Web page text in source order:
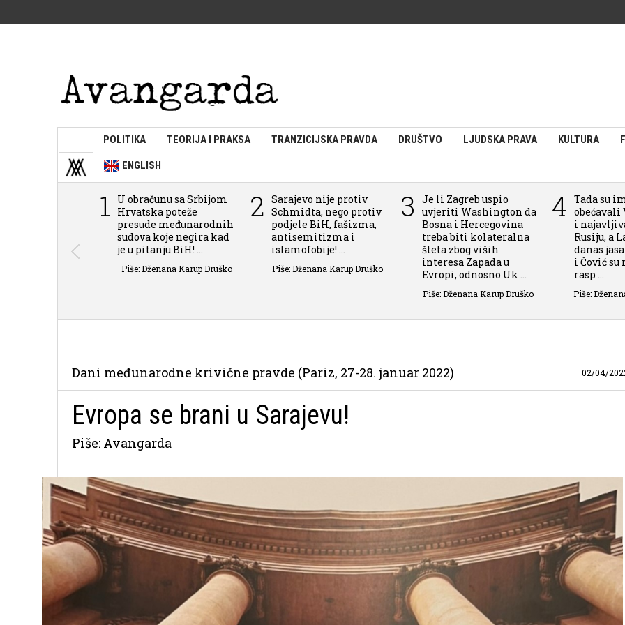
POLITIKA TEORIJA I PRAKSA TRANZICIJSKA PRAVDA DRUŠTVO LJUDSKA PRAVA KULTURA
ENGLISH
1
U obračunu sa Srbijom
Hrvatska poteže
presude međunarodnih
sudova koje negira kad
je u pitanju BiH! ...
Piše: Dženana Karup Druško
2 Sarajevo nije protiv
Schmidta, nego protiv
podjele BiH, fašizma,
antisemitizma i
islamofobije! ...
Piše: Dženana Karup Druško
3
Je li Zagreb uspio
uvjeriti Washington da
Bosna i Hercegovina
treba biti kolateralna
šteta zbog viših
interesa Zapada u
Evropi, odnosno Uk ...
Piše: Dženana Karup Druško
4
Tada su
obećavali
i
Rusiju, a
danas
i Čović su
rasp ...
Piše:
Dani međunarodne krivične pravde (Pariz, 27-28. januar 2022) 02/04/
Evropa se brani u Sarajevu!
Piše: Avangarda